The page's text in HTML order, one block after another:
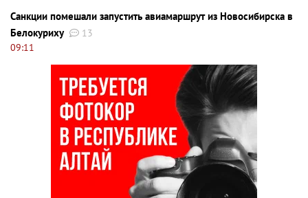
Санкции помешали запустить авиамаршрут из Новосибирска в
Белокуриху
13
09:11